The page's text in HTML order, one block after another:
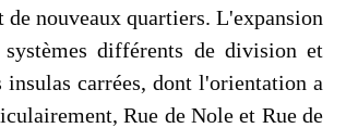
nouveaux quartiers. L'expansion
différents de division et
carrées, dont l'orientation a
Rue de Nole et Rue de